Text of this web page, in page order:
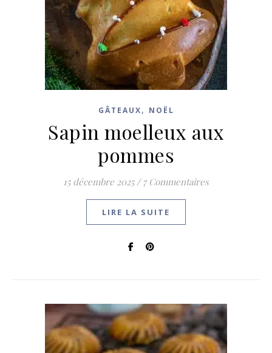
GÂTEAUX, NOËL
Sapin moelleux aux
pommes
15 décembre 2025 / 7 Commentaires
LIRE LA SUITE